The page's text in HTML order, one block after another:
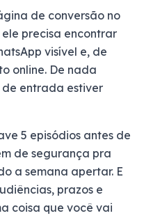
de conversão no
precisa encontrar
visível e, de
online. De nada
entrada estiver
5 episódios antes de
de segurança pra
a semana apertar. E
prazos e
coisa que você vai